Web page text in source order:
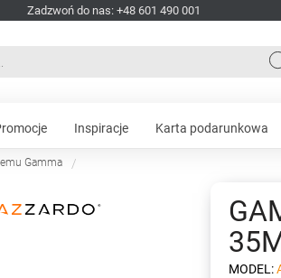
Zadzwoń do nas: +48 601 490 001
Inspiracje Karta podarunkowa
Gamma
MODEL: